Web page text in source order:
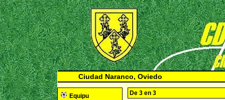
Ciudad Naranco, Oviedo
Equipu
De 3 en 3